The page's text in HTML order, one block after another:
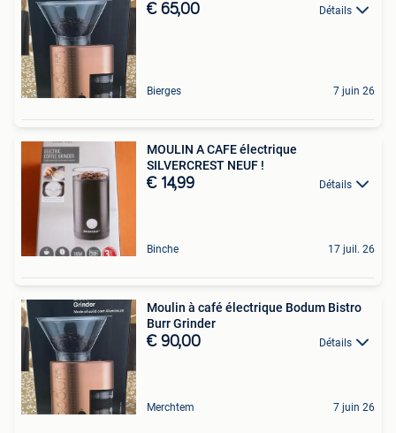
€ 65,00 Détails
Bierges 7 juin 26
MOULIN A CAFE électrique
SILVERCREST NEUF !
€ 14,99 Détails
Binche 17 juil. 26
Moulin à café électrique Bodum Bistro
Burr Grinder
€ 90,00 Détails
Merchtem 7 juin 26